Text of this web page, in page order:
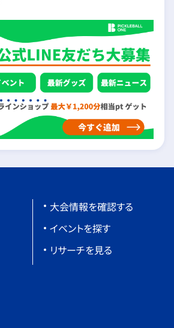
大会情報を確認する
イベントを探す
リサーチを見る